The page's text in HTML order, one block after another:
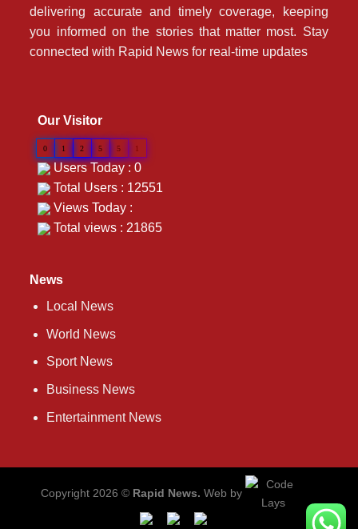
delivering accurate and timely coverage, keeping
you informed on the stories that matter most. Stay
connected with Rapid News for real-time updates
News
Local News
World News
Sport News
Business News
Entertainment News
Our Visitor
0 1 2 5 5 1
Users Today : 0
Total Users : 12551
Views Today :
Total views : 21865
Copyright 2026 © Rapid News. Web by